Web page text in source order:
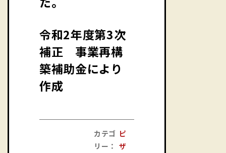
令和2年度第3次
補正 事業再構
築補助金により
作成
カテゴ
リー：
ピ
ザ